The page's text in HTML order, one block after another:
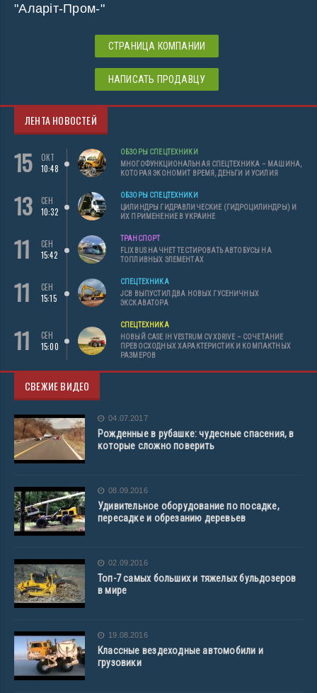
"Аларіт-Пром-"
СТРАНИЦА КОМПАНИИ
НАПИСАТЬ ПРОДАВЦУ
ЛЕНТА НОВОСТЕЙ
15
ОКТ
10:48
ОБЗОРЫ СПЕЦТЕХНИКИ
МНОГОФУНКЦИОНАЛЬНАЯ СПЕЦТЕХНИКА – МАШИНА,
КОТОРАЯ ЭКОНОМИТ ВРЕМЯ, ДЕНЬГИ И УСИЛИЯ
13
СЕН
10:32
ОБЗОРЫ СПЕЦТЕХНИКИ
ЦИЛИНДРЫ ГИДРАВЛИЧЕСКИЕ (ГИДРОЦИЛИНДРЫ) И
ИХ ПРИМЕНЕНИЕ В УКРАИНЕ
11
СЕН
15:42
ТРАНСПОРТ
FLIXBUS НАЧНЕТ ТЕСТИРОВАТЬ АВТОБУСЫ НА
ТОПЛИВНЫХ ЭЛЕМЕНТАХ
11
СЕН
15:15
СПЕЦТЕХНИКА
JCB ВЫПУСТИЛ ДВА НОВЫХ ГУСЕНИЧНЫХ
ЭКСКАВАТОРА
11
СЕН
15:00
СПЕЦТЕХНИКА
НОВЫЙ CASE IH VESTRUM CVXDRIVE – СОЧЕТАНИЕ
ПРЕВОСХОДНЫХ ХАРАКТЕРИСТИК И КОМПАКТНЫХ
РАЗМЕРОВ
СВЕЖИЕ ВИДЕО
04.07.2017
Рожденные в рубашке: чудесные спасения, в
которые сложно поверить
08.09.2016
Удивительное оборудование по посадке,
пересадке и обрезанию деревьев
02.09.2016
Топ-7 самых больших и тяжелых бульдозеров
в мире
19.08.2016
Классные вездеходные автомобили и
грузовики